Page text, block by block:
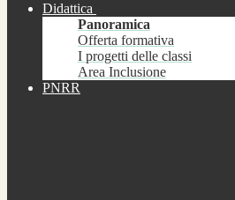
Didattica
Panoramica
Offerta formativa
I progetti delle classi
Area Inclusione
PNRR